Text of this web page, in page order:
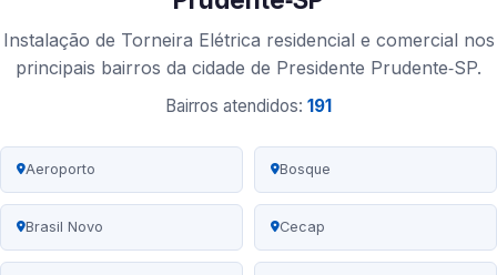
Instalação de Torneira Elétrica residencial e comercial nos
principais bairros da cidade de Presidente Prudente‑SP.
Bairros atendidos: 191
Aeroporto Bosque
Brasil Novo Cecap